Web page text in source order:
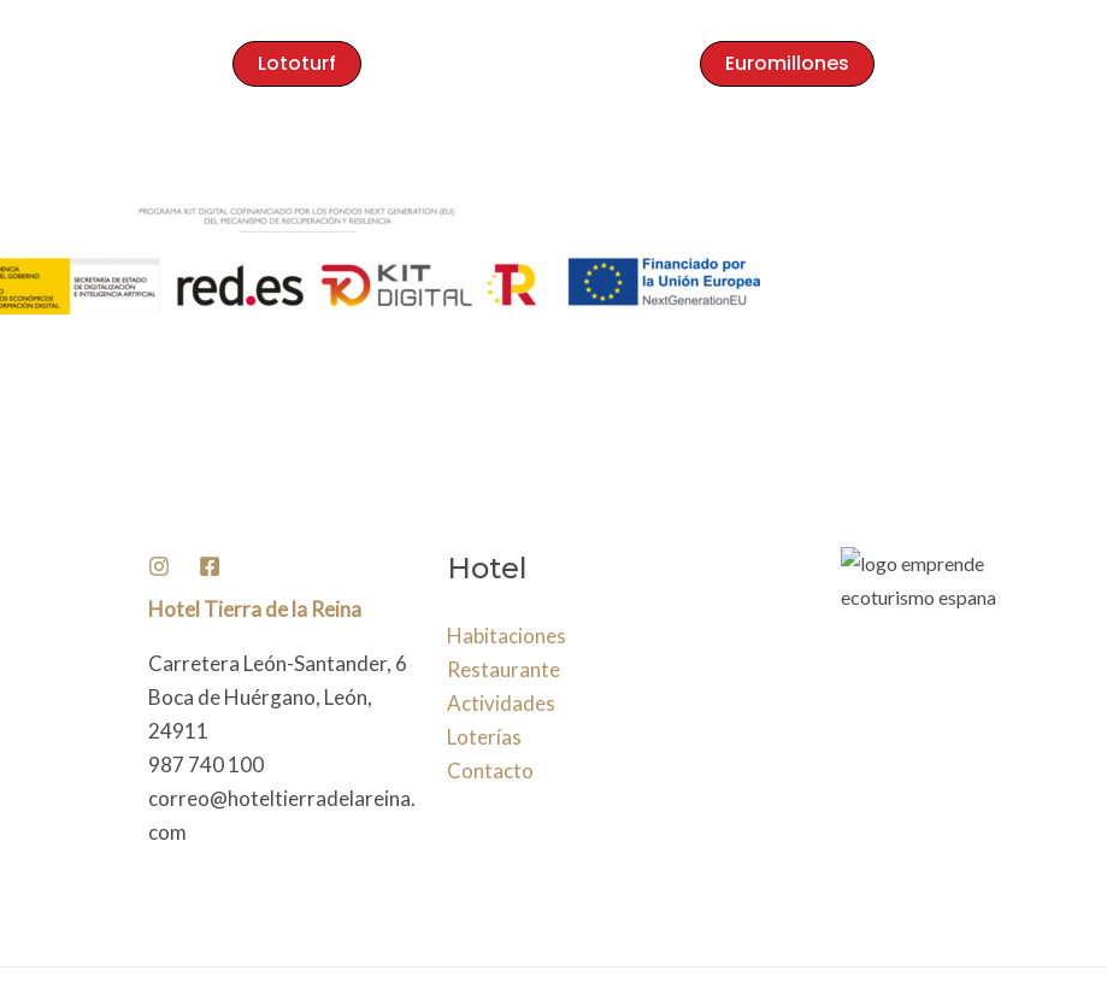
Lototurf Euromillones
Hotel Tierra de la Reina
Carretera León-Santander, 6
Boca de Huérgano, León,
24911
987 740 100
correo@hoteltierradelareina.
com
Hotel
Habitaciones
Restaurante
Actividades
Loterías
Contacto